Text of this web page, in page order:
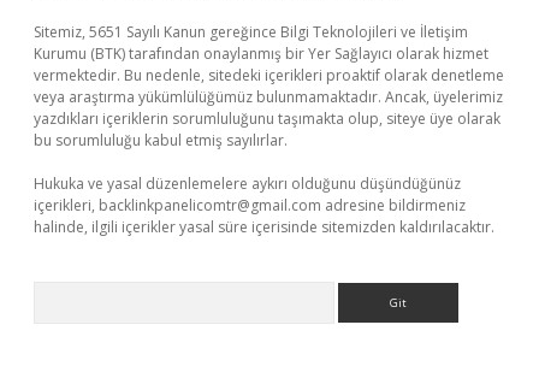
Sitemiz, 5651 Sayılı Kanun gereğince Bilgi Teknolojileri ve İletişim
Kurumu (BTK) tarafından onaylanmış bir Yer Sağlayıcı olarak hizmet
vermektedir. Bu nedenle, sitedeki içerikleri proaktif olarak denetleme
veya araştırma yükümlülüğümüz bulunmamaktadır. Ancak, üyelerimiz
yazdıkları içeriklerin sorumluluğunu taşımakta olup, siteye üye olarak
bu sorumluluğu kabul etmiş sayılırlar.
Hukuka ve yasal düzenlemelere aykırı olduğunu düşündüğünüz
içerikleri, backlinkpanelicomtr@gmail.com adresine bildirmeniz
halinde, ilgili içerikler yasal süre içerisinde sitemizden kaldırılacaktır.